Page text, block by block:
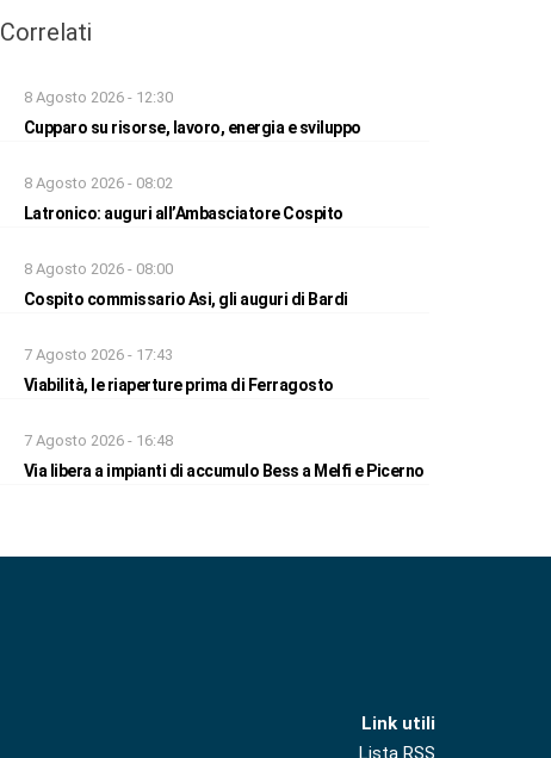
Correlati
8 Agosto 2026 - 12:30
Cupparo su risorse, lavoro, energia e sviluppo
8 Agosto 2026 - 08:02
Latronico: auguri all’Ambasciatore Cospito
8 Agosto 2026 - 08:00
Cospito commissario Asi, gli auguri di Bardi
7 Agosto 2026 - 17:43
Viabilità, le riaperture prima di Ferragosto
7 Agosto 2026 - 16:48
Via libera a impianti di accumulo Bess a Melfi e Picerno
Link utili
Lista RSS